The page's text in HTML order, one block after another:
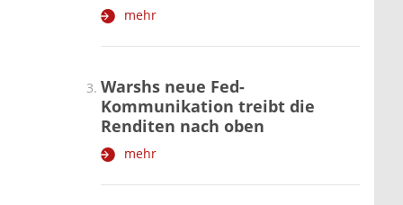
mehr
Warshs neue Fed-
Kommunikation treibt die
Renditen nach oben
mehr